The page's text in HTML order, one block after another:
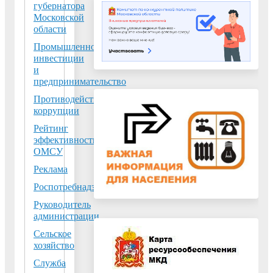
губернатора
Московской
области
Промышленность,
инвестиции
и
предпринимательство
Противодействие
коррупции
Рейтинг
эффективности
ОМСУ
Реклама
Роспотребнадзор
Руководитель
администрации
Сельское
хозяйство
Служба
Сетовка в связи с
разрывом
транзита ВЛ 110
кВ Карьер -
Непецино, ВЛ 110
Суворово (разрыв
выводом в ремонт
СЭВ 110 кВ на
ПС 110 кВ
Карьер) в период
времени с 08:00
информируют